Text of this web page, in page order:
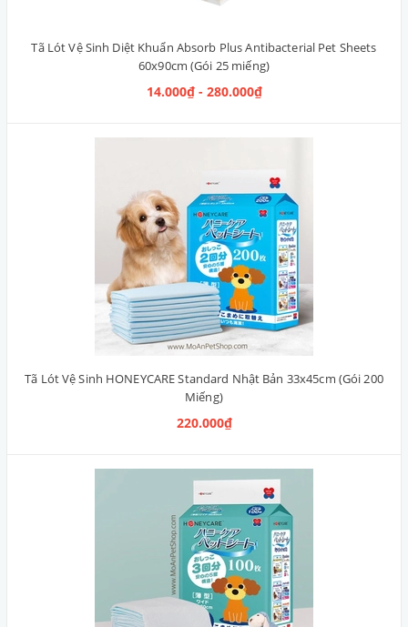
Tã Lót Vệ Sinh Diệt Khuẩn Absorb Plus Antibacterial Pet Sheets
60x90cm (Gói 25 miếng)
14.000₫ - 280.000₫
Tã Lót Vệ Sinh HONEYCARE Standard Nhật Bản 33x45cm (Gói 200
Miếng)
220.000₫